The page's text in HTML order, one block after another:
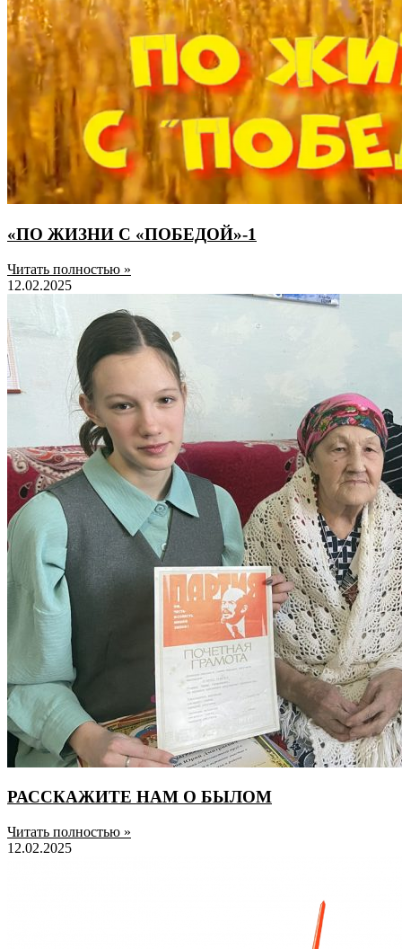
«ПО ЖИЗНИ С «ПОБЕДОЙ»-1
Читать полностью »
12.02.2025
РАССКАЖИТЕ НАМ О БЫЛОМ
Читать полностью »
12.02.2025